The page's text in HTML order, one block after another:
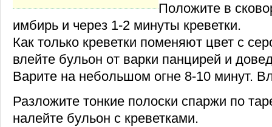
Положите в
имбирь и через 1-2 минуты креветки.
Как только креветки поменяют цвет с
влейте бульон от варки панцирей и
Варите на небольшом огне 8-10 минут.
Разложите тонкие полоски спаржи по
налейте бульон с креветками.